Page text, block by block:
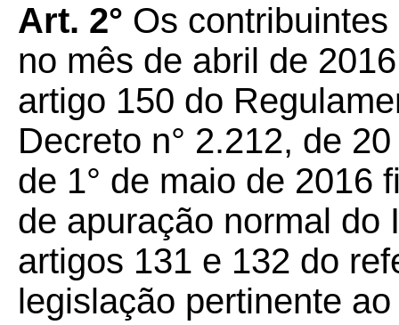
Art. 2° Os
no mês de abril de
artigo 150 do
Decreto n° 2.212, de
de 1° de maio de 2016
de apuração normal do
artigos 131 e 132 do
legislação pertinente